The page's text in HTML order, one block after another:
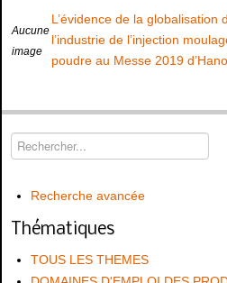
Aucune
image
L’évidence de la globalisation
l’industrie de l’injection
poudre au Messe 2019
Recherche avancée
Thématiques
TOUS LES THEMES